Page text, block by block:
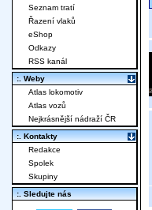
Seznam tratí
Řazení vlaků
eShop
Odkazy
RSS kanál
:. Weby
Atlas lokomotiv
Atlas vozů
Nejkrásnější nádraží ČR
:. Kontakty
Redakce
Spolek
Skupiny
:. Sledujte nás